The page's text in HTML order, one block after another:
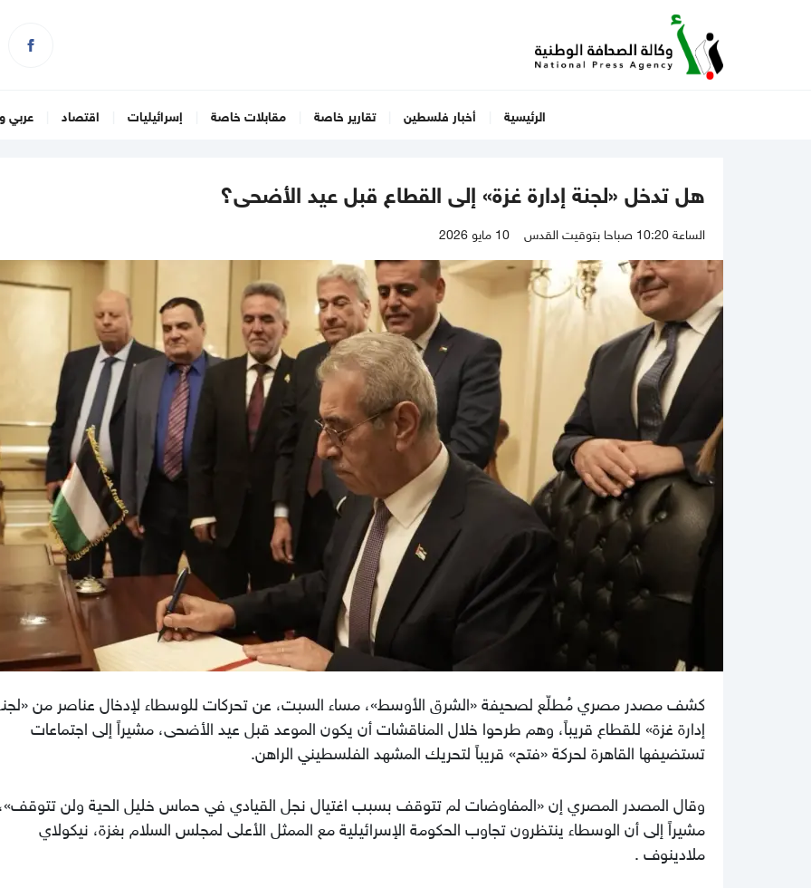
الرئيسية أخبار فلسطين تقارير خاصة مقابلات خاصة إسرائيليات اقتصاد عربي
هل تدخل «لجنة إدارة غزة» إلى القطاع قبل عيد الأضحى؟
الساعة 10:20 صباحا بتوقيت القدس 10 مايو 2026
كشف مصدر مصري مُطلّع لصحيفة «الشرق الأوسط»، مساء السبت، عن تحركات للوسطاء لإدخال عناصر من
إدارة غزة» للقطاع قريباً، وهم طرحوا خلال المناقشات أن يكون الموعد قبل عيد الأضحى، مشيراً إلى اجتماعات
تستضيفها القاهرة لحركة «فتح» قريباً لتحريك المشهد الفلسطيني الراهن.
وقال المصدر المصري إن «المفاوضات لم تتوقف بسبب اغتيال نجل القيادي في حماس خليل الحية ولن تتوقف»،
مشيراً إلى أن الوسطاء ينتظرون تجاوب الحكومة الإسرائيلية مع الممثل الأعلى لمجلس السلام بغزة، نيكولاي
ملادينوف .